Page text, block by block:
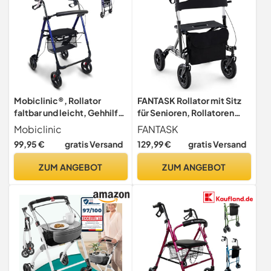
Mobiclinic®, Rollator
faltbar und leicht, Gehhilfe,
Für übergewichtige
menschen, Faltbare,
Leichtgewicht,
4 rädern, Stockhalter, Korb
Mobiclinic
99,95 € gratis Versand
ZUM ANGEBOT
FANTASK Rollator mit Sitz
für Senioren, Rollatoren
Aluminium 6-fach
höhenverstellbar, faltbar
und leichtgewicht Laufhilfe
Rollstuhl & Reiserollator bis
FANTASK
129,99 € gratis Versand
ZUM ANGEBOT